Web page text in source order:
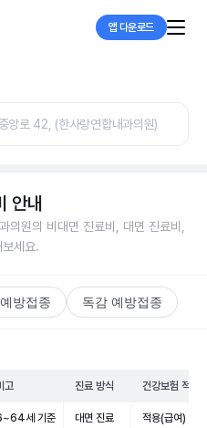
앱 다운로드
앙로 42, (한사랑연합내과의원)
안내
의원의 비대면 진료비, 대면 진료비,
세요.
방접종 독감 예방접종
고 진료 방식 건강보험 적용
세 기준 대면 진료 적용(급여)